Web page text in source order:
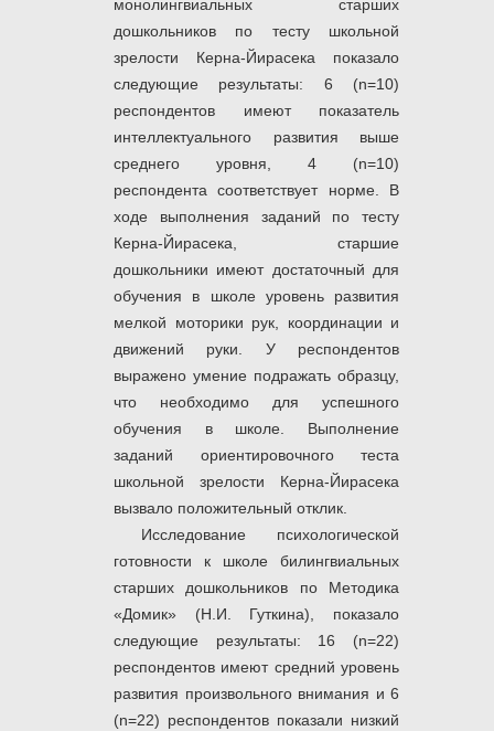
монолингвиальных старших
дошкольников по тесту школьной
зрелости Керна-Йирасека показало
следующие результаты: 6 (n=10)
респондентов имеют показатель
интеллектуального развития выше
среднего уровня, 4 (n=10)
респондента соответствует норме. В
ходе выполнения заданий по тесту
Керна-Йирасека, старшие
дошкольники имеют достаточный для
обучения в школе уровень развития
мелкой моторики рук, координации и
движений руки. У респондентов
выражено умение подражать образцу,
что необходимо для успешного
обучения в школе. Выполнение
заданий ориентировочного теста
школьной зрелости Керна-Йирасека
вызвало положительный отклик.
Исследование психологической
готовности к школе билингвиальных
старших дошкольников по Методика
«Домик» (Н.И. Гуткина), показало
следующие результаты: 16 (n=22)
респондентов имеют средний уровень
развития произвольного внимания и 6
(n=22) респондентов показали низкий